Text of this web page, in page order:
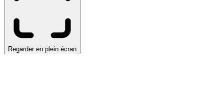
Regarder en plein écran